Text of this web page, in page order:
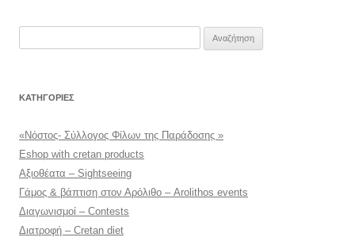
KΑΤΗΓΟΡΊΕΣ
«Νόστος- Σύλλογος Φίλων της Παράδοσης »
Eshop with cretan products
Αξιοθέατα – Sightseeing
Γάμος & βάπτιση στον Αρόλιθο – Arolithos events
Διαγωνισμοί – Contests
Διατροφή – Cretan diet